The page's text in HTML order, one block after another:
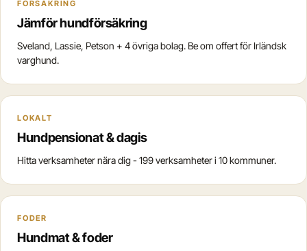
FÖRSÄKRING
Jämför hundförsäkring
Sveland, Lassie, Petson + 4 övriga bolag. Be om offert för Irländsk
varghund.
LOKALT
Hundpensionat & dagis
Hitta verksamheter nära dig - 199 verksamheter i 10 kommuner.
FODER
Hundmat & foder